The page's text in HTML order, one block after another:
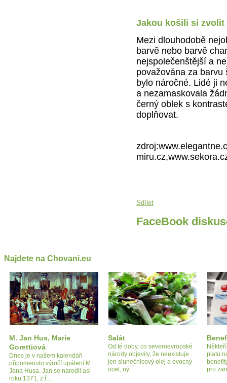
Jakou košili si zvolit
Mezi dlouhodobě
barvě nebo barvě
nejspolečenštější a
považována za
bylo náročné. Lidé ji
a nezamaskovala
černý oblek s
doplňovat.
Sdílet
FaceBook
Najdete na Chovani.eu
M. Jan Hus, Marie
Gorettiová
Dnes je v našem kalendáři
připomenuto výročí upálení M.
Jana Husa. Jan se narodil asi
roku 1371, z ř…
Salát
Od té doby, co severoevropské
národy objevily, že neexistuje
jen slunečnicový olej a ovocný
ocet, ný…
platu
pro